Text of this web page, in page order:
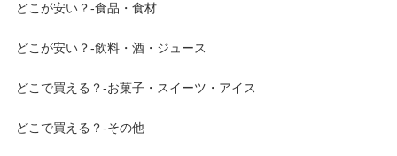
どこが安い？-食品・食材
どこが安い？-飲料・酒・ジュース
どこで買える？-お菓子・スイーツ・アイス
どこで買える？-その他